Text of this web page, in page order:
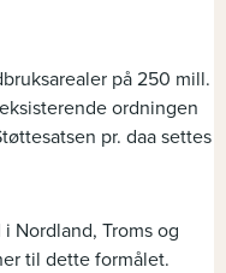
på 250 mill.
ordningen
pr. daa settes
Nordland, Troms og
til dette formålet.